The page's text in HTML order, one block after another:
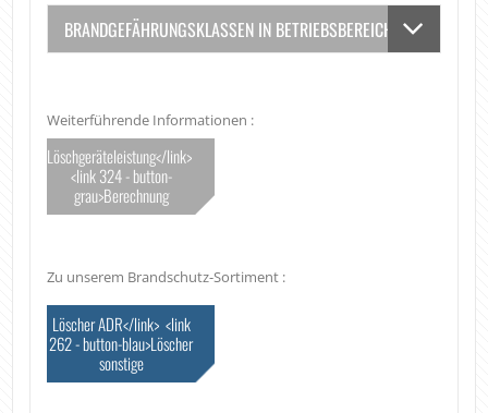
BRANDGEFÄHRUNGSKLASSEN IN BETRIEBSBEREICHEN
Weiterführende Informationen :
Löschgeräteleistung</link>
<link 324 - button-
grau>Berechnung
Zu unserem Brandschutz-Sortiment :
Löscher ADR</link> <link
262 - button-blau>Löscher
sonstige